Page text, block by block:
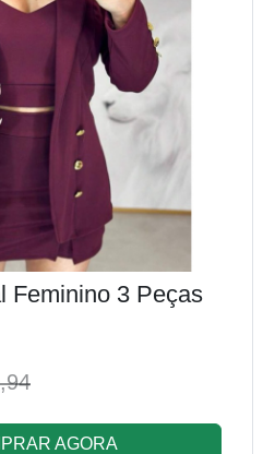
Feminino 3 Peças
AGORA